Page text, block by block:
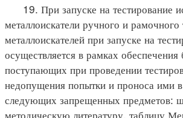
19. При запуске на тестирование
металлоискатели ручного и
металлоискателей при запуске на
осуществляется в рамках обеспечения
поступающих при проведении
недопущения попытки и проноса ими
следующих запрещенных предметов:
методическую литературу, таблицу